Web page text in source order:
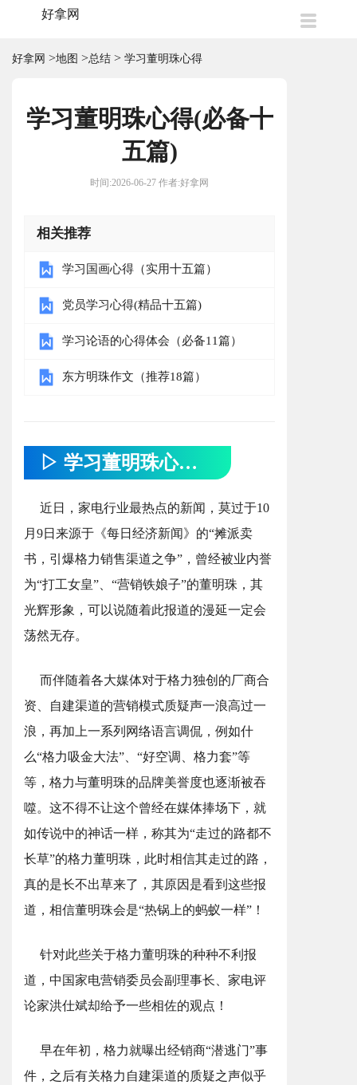
好拿网
好拿网 >地图 >总结 > 学习董明珠心得
学习董明珠心得(必备十
五篇)
时间:2026-06-27 作者:好拿网
相关推荐
学习国画心得（实用十五篇）
党员学习心得(精品十五篇)
学习论语的心得体会（必备11篇）
东方明珠作文（推荐18篇）
▷ 学习董明珠心得 ◁
近日，家电行业最热点的新闻，莫过于10
月9日来源于《每日经济新闻》的“摊派卖
书，引爆格力销售渠道之争”，曾经被业内誉
为“打工女皇”、“营销铁娘子”的董明珠，其
光辉形象，可以说随着此报道的漫延一定会
荡然无存。
而伴随着各大媒体对于格力独创的厂商合
资、自建渠道的营销模式质疑声一浪高过一
浪，再加上一系列网络语言调侃，例如什
么“格力吸金大法”、“好空调、格力套”等
等，格力与董明珠的品牌美誉度也逐渐被吞
噬。这不得不让这个曾经在媒体捧场下，就
如传说中的神话一样，称其为“走过的路都不
长草”的格力董明珠，此时相信其走过的路，
真的是长不出草来了，其原因是看到这些报
道，相信董明珠会是“热锅上的蚂蚁一样”！
针对此些关于格力董明珠的种种不利报
道，中国家电营销委员会副理事长、家电评
论家洪仕斌却给予一些相佐的观点！
早在年初，格力就曝出经销商“潜逃门”事
件，之后有关格力自建渠道的质疑之声似乎